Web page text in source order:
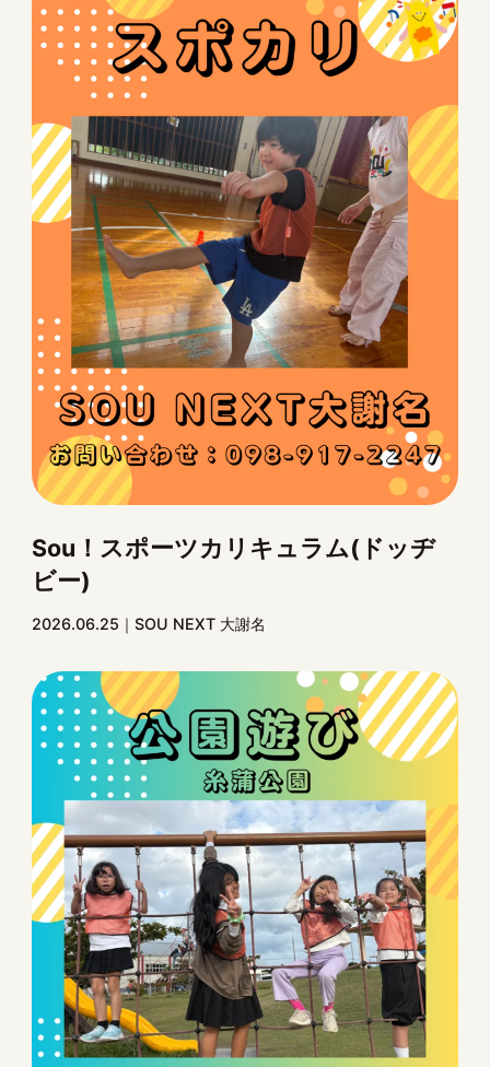
Sou！スポーツカリキュラム(ドッヂ
ビー)
2026.06.25 SOU NEXT 大謝名